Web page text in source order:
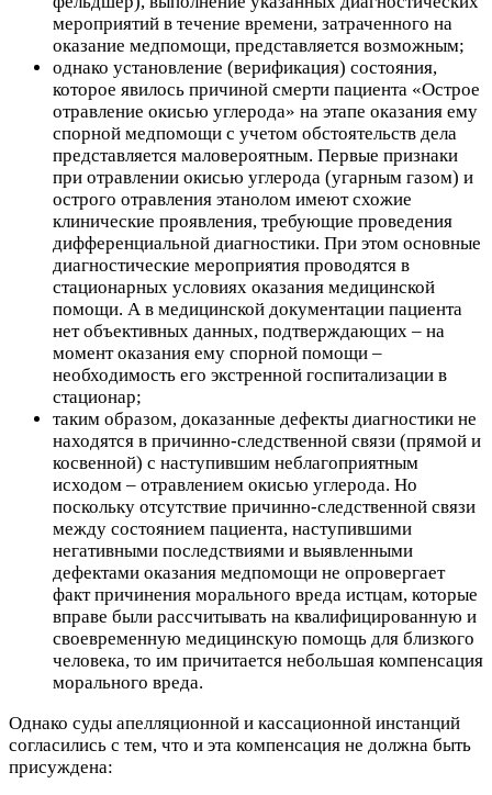
мероприятий в течение времени, затраченного на
оказание медпомощи, представляется возможным;
однако установление (верификация) состояния,
которое явилось причиной смерти пациента «Острое
отравление окисью углерода» на этапе оказания ему
спорной медпомощи с учетом обстоятельств дела
представляется маловероятным. Первые признаки
при отравлении окисью углерода (угарным газом) и
острого отравления этанолом имеют схожие
клинические проявления, требующие проведения
дифференциальной диагностики. При этом основные
диагностические мероприятия проводятся в
стационарных условиях оказания медицинской
помощи. А в медицинской документации пациента
нет объективных данных, подтверждающих – на
момент оказания ему спорной помощи –
необходимость его экстренной госпитализации в
стационар;
таким образом, доказанные дефекты диагностики не
находятся в причинно-следственной связи (прямой и
косвенной) с наступившим неблагоприятным
исходом – отравлением окисью углерода. Но
поскольку отсутствие причинно-следственной связи
между состоянием пациента, наступившими
негативными последствиями и выявленными
дефектами оказания медпомощи не опровергает
факт причинения морального вреда истцам, которые
вправе были рассчитывать на квалифицированную и
своевременную медицинскую помощь для близкого
человека, то им причитается небольшая компенсация
морального вреда.
Однако суды апелляционной и кассационной инстанций
согласились с тем, что и эта компенсация не должна быть
присуждена: